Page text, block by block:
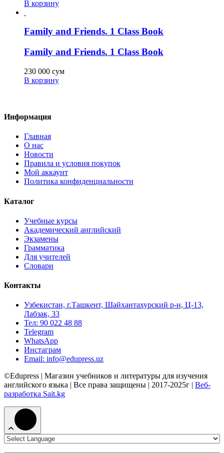
В корзину
Family and Friends. 1 Class Book
Family and Friends. 1 Class Book
230 000 сум
В корзину
Информация
Главная
О нас
Новости
Правила и условия покупок
Мой аккаунт
Политика конфиденциальности
Каталог
Учебные курсы
Академический английский
Экзамены
Грамматика
Для учителей
Словари
Контакты
Узбекистан, г.Ташкент, Шайхантахурский р-н, Ц-13,
Лабзак, 33
Тел: 90 022 48 88
Telegram
WhatsApp
Инстаграм
Email: info@edupress.uz
©Edupress | Магазин учебников и литературы для изучения
английского языка | Все права защищены | 2017-2025г | Веб-
разработка Sait.kg